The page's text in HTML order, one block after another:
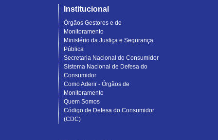
Institucional
Órgãos Gestores e de
Monitoramento
Ministério da Justiça e Segurança
Pública
Secretaria Nacional do Consumidor
Sistema Nacional de Defesa do
Consumidor
Como Aderir - Órgãos de
Monitoramento
Quem Somos
Código de Defesa do Consumidor
(CDC)